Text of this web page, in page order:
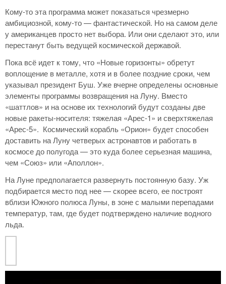
Кому-то эта программа может показаться чрезмерно
амбициозной, кому-то — фантастической. Но на самом деле
у американцев просто нет выбора. Или они сделают это, или
перестанут быть ведущей космической державой.
Пока всё идет к тому, что «Новые горизонты» обретут
воплощение в металле, хотя и в более поздние сроки, чем
указывал президент Буш. Уже вчерне определены основные
элементы программы возвращения на Луну. Вместо
«шаттлов» и на основе их технологий будут созданы две
новые ракеты-носителя: тяжелая «Арес-1» и сверхтяжелая
«Арес-5». Космический корабль «Орион» будет способен
доставить на Луну четверых астронавтов и работать в
космосе до полугода — это куда более серьезная машина,
чем «Союз» или «Аполлон».
На Луне предполагается развернуть постоянную базу. Уж
подбирается место под нее — скорее всего, ее построят
вблизи Южного полюса Луны, в зоне с малыми перепадами
температур, там, где будет подтверждено наличие водного
льда.